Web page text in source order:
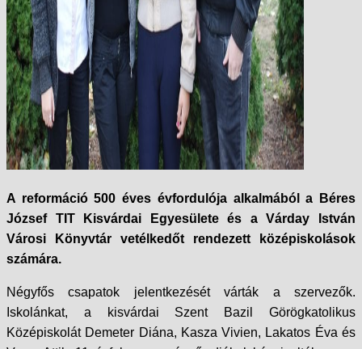
A reformáció 500 éves évfordulója alkalmából a Béres
József TIT Kisvárdai Egyesülete és a Várday István
Városi Könyvtár vetélkedőt rendezett középiskolások
számára.
Négyfős csapatok jelentkezését várták a szervezők.
Iskolánkat, a kisvárdai Szent Bazil Görögkatolikus
Középiskolát Demeter Diána, Kasza Vivien, Lakatos Éva és